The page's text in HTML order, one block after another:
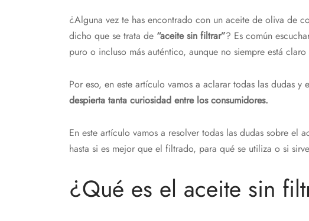
¿Alguna vez te has encontrado con un aceite de oliva de
dicho que se trata de “aceite sin filtrar”? Es común
puro o incluso más auténtico, aunque no siempre está
Por eso, en este artículo vamos a aclarar todas las dudas y
despierta tanta curiosidad entre los consumidores.
En este artículo vamos a resolver todas las dudas sobre el
hasta si es mejor que el filtrado, para qué se utiliza o si
¿Qué es el aceite sin